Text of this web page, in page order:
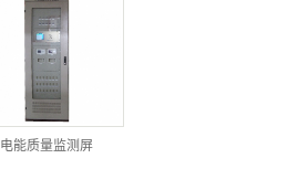
电能质量监测屏